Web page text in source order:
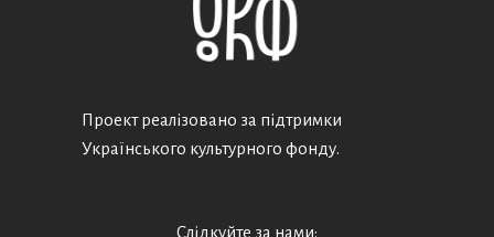
Проект реалізовано за підтримки
Українського культурного фонду.
Слідкуйте за нами: